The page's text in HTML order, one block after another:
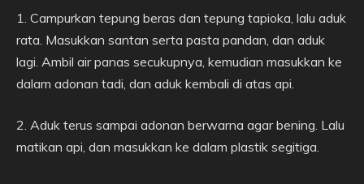
1. Campurkan tepung beras dan tepung tapioka, lalu aduk
rata. Masukkan santan serta pasta pandan, dan aduk
lagi. Ambil air panas secukupnya, kemudian masukkan ke
dalam adonan tadi, dan aduk kembali di atas api.
2. Aduk terus sampai adonan berwarna agar bening. Lalu
matikan api, dan masukkan ke dalam plastik segitiga.